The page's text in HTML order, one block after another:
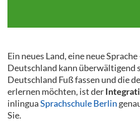
Ein neues Land, eine neue
Deutschland kann überwältigend
Deutschland Fuß fassen und die
erlernen möchten, ist der
inlinguaSprachschule Berlin
Sie.